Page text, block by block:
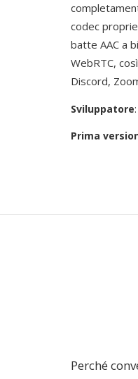
codec
batte AAC a
WebRTC,
Discord,
Sviluppatore:
Prima
Perché